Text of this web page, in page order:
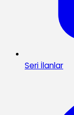
Seri İlanlar